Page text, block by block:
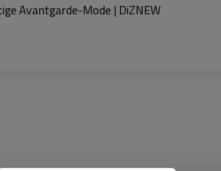
Avantgarde-Mode | DiZNEW